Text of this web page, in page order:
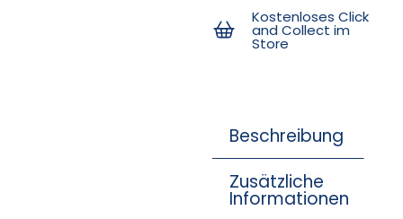
Kostenloses Click
and Collect im
Store
Beschreibung
Zusätzliche
Informationen